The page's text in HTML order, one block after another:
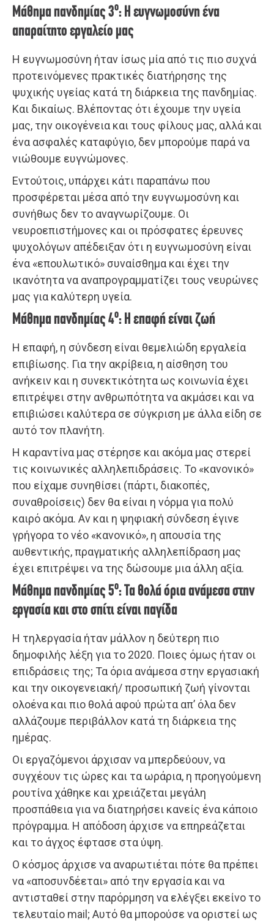
Μάθημα πανδημίας 3ο: Η ευγνωμοσύνη ένα
απαραίτητο εργαλείο μας
Η ευγνωμοσύνη ήταν ίσως μία από τις πιο συχνά
προτεινόμενες πρακτικές διατήρησης της
ψυχικής υγείας κατά τη διάρκεια της πανδημίας.
Και δικαίως. Βλέποντας ότι έχουμε την υγεία
μας, την οικογένεια και τους φίλους μας, αλλά και
ένα ασφαλές καταφύγιο, δεν μπορούμε παρά να
νιώθουμε ευγνώμονες.
Εντούτοις, υπάρχει κάτι παραπάνω που
προσφέρεται μέσα από την ευγνωμοσύνη και
συνήθως δεν το αναγνωρίζουμε. Οι
νευροεπιστήμονες και οι πρόσφατες έρευνες
ψυχολόγων απέδειξαν ότι η ευγνωμοσύνη είναι
ένα «επουλωτικό» συναίσθημα και έχει την
ικανότητα να αναπρογραμματίζει τους νευρώνες
μας για καλύτερη υγεία.
Μάθημα πανδημίας 4ο: Η επαφή είναι ζωή
Η επαφή, η σύνδεση είναι θεμελιώδη εργαλεία
επιβίωσης. Για την ακρίβεια, η αίσθηση του
ανήκειν και η συνεκτικότητα ως κοινωνία έχει
επιτρέψει στην ανθρωπότητα να ακμάσει και να
επιβιώσει καλύτερα σε σύγκριση με άλλα είδη σε
αυτό τον πλανήτη.
Η καραντίνα μας στέρησε και ακόμα μας στερεί
τις κοινωνικές αλληλεπιδράσεις. Το «κανονικό»
που είχαμε συνηθίσει (πάρτι, διακοπές,
συναθροίσεις) δεν θα είναι η νόρμα για πολύ
καιρό ακόμα. Αν και η ψηφιακή σύνδεση έγινε
γρήγορα το νέο «κανονικό», η απουσία της
αυθεντικής, πραγματικής αλληλεπίδραση μας
έχει επιτρέψει να της δώσουμε μια άλλη αξία.
Μάθημα πανδημίας 5ο: Τα θολά όρια ανάμεσα στην
εργασία και στο σπίτι είναι παγίδα
Η τηλεργασία ήταν μάλλον η δεύτερη πιο
δημοφιλής λέξη για το 2020. Ποιες όμως ήταν οι
επιδράσεις της; Τα όρια ανάμεσα στην εργασιακή
και την οικογενειακή/ προσωπική ζωή γίνονται
ολοένα και πιο θολά αφού πρώτα απ’ όλα δεν
αλλάζουμε περιβάλλον κατά τη διάρκεια της
ημέρας.
Οι εργαζόμενοι άρχισαν να μπερδεύουν, να
συγχέουν τις ώρες και τα ωράρια, η προηγούμενη
ρουτίνα χάθηκε και χρειάζεται μεγάλη
προσπάθεια για να διατηρήσει κανείς ένα κάποιο
πρόγραμμα. Η απόδοση άρχισε να επηρεάζεται
και το άγχος έφτασε στα ύψη.
Ο κόσμος άρχισε να αναρωτιέται πότε θα πρέπει
να «αποσυνδέεται» από την εργασία και να
αντισταθεί στην παρόρμηση να ελέγξει εκείνο το
τελευταίο mail; Αυτό θα μπορούσε να οριστεί ως